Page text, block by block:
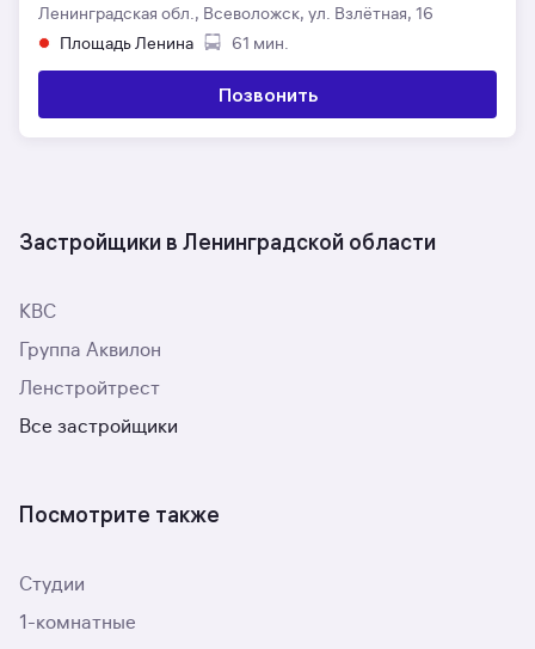
Ленинградская обл., Всеволожск, ул. Взлётная, 16
Площадь Ленина
61 мин.
Позвонить
Застройщики в Ленинградской области
КВС
Группа Аквилон
Ленстройтрест
Все застройщики
Посмотрите также
Студии
1-комнатные